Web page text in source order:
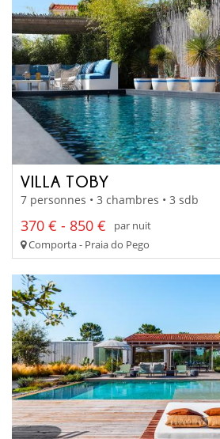
VILLA TOBY
7 personnes • 3 chambres • 3 sdb
370 € - 850 €
par nuit
Comporta - Praia do Pego